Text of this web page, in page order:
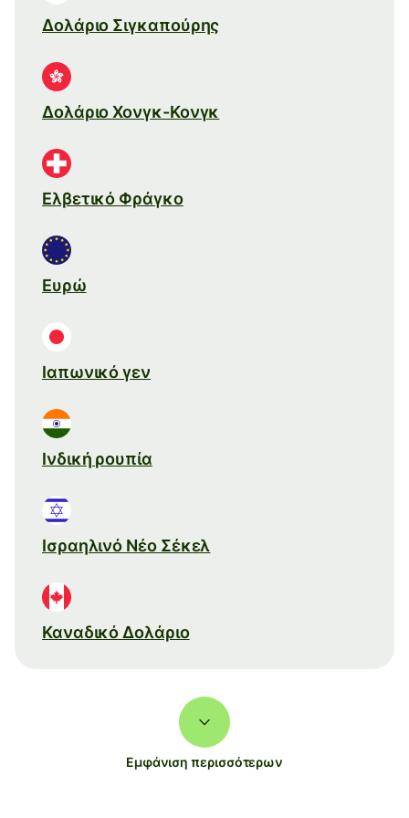
Δολάριο Σιγκαπούρης
Δολάριο Χονγκ-Κονγκ
Ελβετικό Φράγκο
Ευρώ
Ιαπωνικό γεν
Ινδική ρουπία
Ισραηλινό Νέο Σέκελ
Καναδικό Δολάριο
Εμφάνιση περισσότερων